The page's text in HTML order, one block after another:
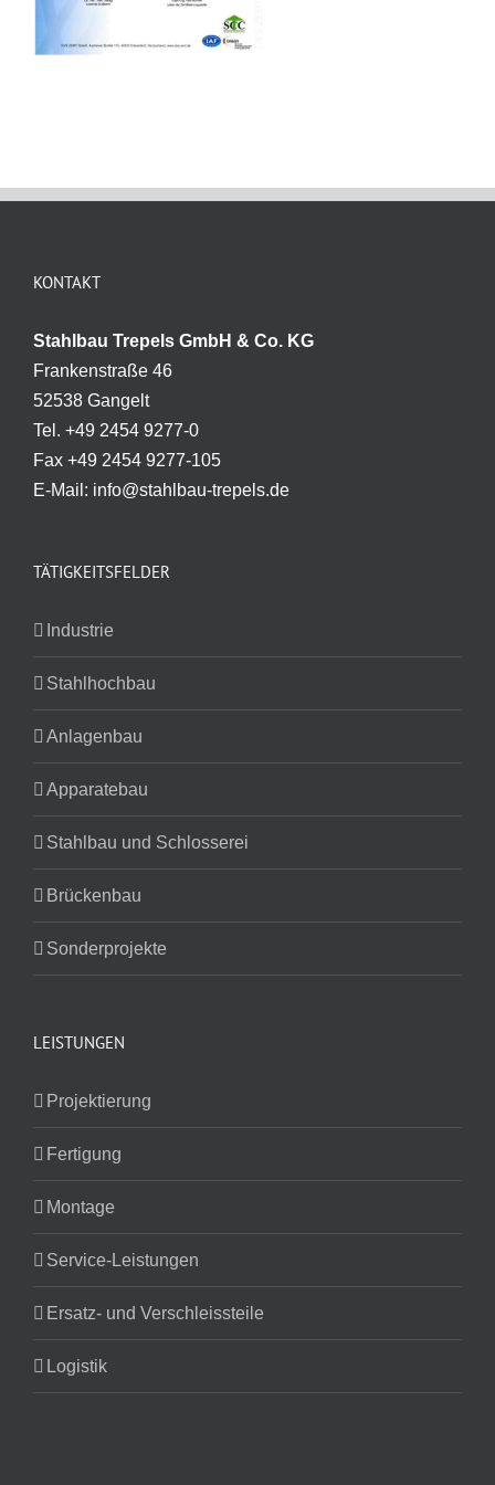
KONTAKT
Stahlbau Trepels GmbH & Co. KG
Frankenstraße 46
52538 Gangelt
Tel. +49 2454 9277-0
Fax +49 2454 9277-105
E-Mail: info@stahlbau-trepels.de
TÄTIGKEITSFELDER
Industrie
Stahlhochbau
Anlagenbau
Apparatebau
Stahlbau und Schlosserei
Brückenbau
Sonderprojekte
LEISTUNGEN
Projektierung
Fertigung
Montage
Service-Leistungen
Ersatz- und Verschleissteile
Logistik